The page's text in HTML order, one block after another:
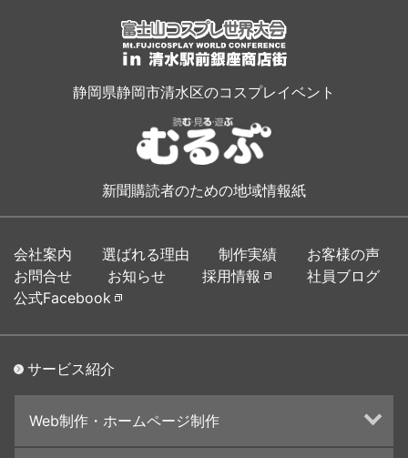
静岡県静岡市清水区のコスプレイベント
新聞購読者のための地域情報紙
会社案内 選ばれる理由 制作実績
お客様の声
お問合せ
お知らせ 採用情報
社員ブログ
公式Facebook
サービス紹介
Web制作・ホームページ制作